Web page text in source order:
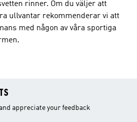
rinner. Om du väljer att
ullvantar rekommenderar vi att
med någon av våra sportiga
appreciate your feedback